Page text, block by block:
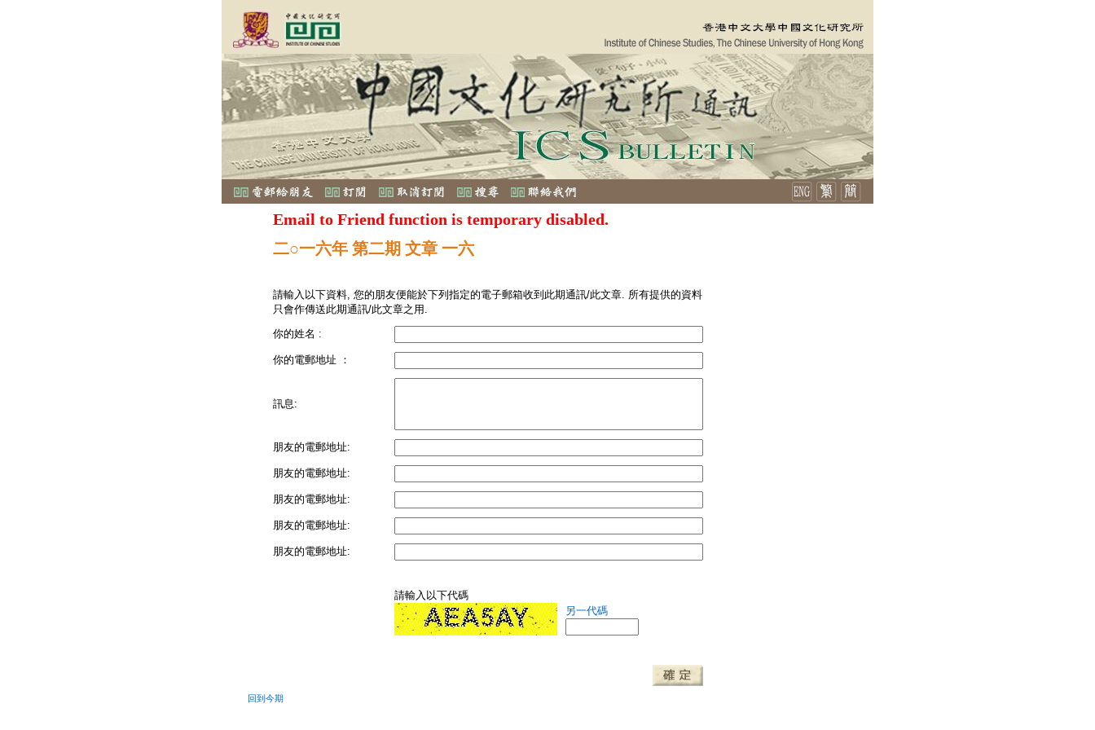
Email to Friend function is temporary disabled.
二○一六年 第二期 文章 一六
請輸入以下資料, 您的朋友便能於下列指定的電子郵箱收到此期通訊/此文章. 所有提供的資料
只會作傳送此期通訊/此文章之用.
你的姓名 :
你的電郵地址 ：
訊息:
朋友的電郵地址:
朋友的電郵地址:
朋友的電郵地址:
朋友的電郵地址:
朋友的電郵地址:
請輸入以下代碼
另一代碼
回到今期